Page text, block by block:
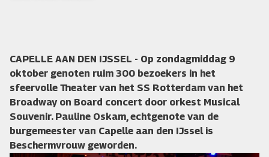
CAPELLE AAN DEN IJSSEL - Op zondagmiddag 9
oktober genoten ruim 300 bezoekers in het
sfeervolle Theater van het SS Rotterdam van het
Broadway on Board concert door orkest Musical
Souvenir. Pauline Oskam, echtgenote van de
burgemeester van Capelle aan den IJssel is
Beschermvrouw geworden.